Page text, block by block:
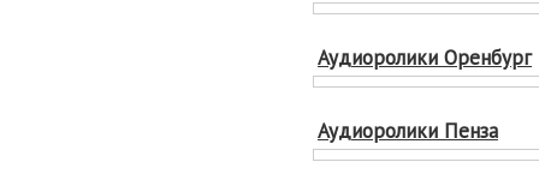
Аудиоролики Оренбург
Аудиоролики Пенза